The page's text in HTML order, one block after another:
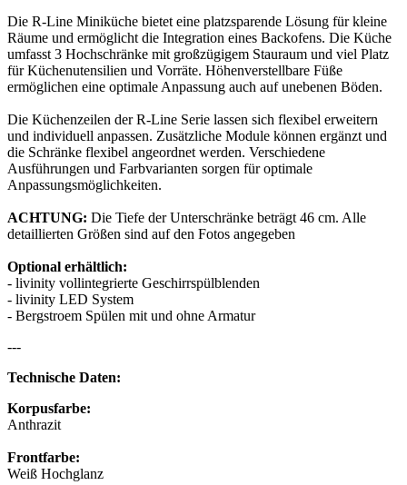
Die R-Line Miniküche bietet eine platzsparende Lösung für kleine
Räume und ermöglicht die Integration eines Backofens. Die Küche
umfasst 3 Hochschränke mit großzügigem Stauraum und viel Platz
für Küchenutensilien und Vorräte. Höhenverstellbare Füße
ermöglichen eine optimale Anpassung auch auf unebenen Böden.
Die Küchenzeilen der R-Line Serie lassen sich flexibel erweitern
und individuell anpassen. Zusätzliche Module können ergänzt und
die Schränke flexibel angeordnet werden. Verschiedene
Ausführungen und Farbvarianten sorgen für optimale
Anpassungsmöglichkeiten.
ACHTUNG: Die Tiefe der Unterschränke beträgt 46 cm. Alle
detaillierten Größen sind auf den Fotos angegeben
Optional erhältlich:
- livinity vollintegrierte Geschirrspülblenden
- livinity LED System
- Bergstroem Spülen mit und ohne Armatur
---
Technische Daten:
Korpusfarbe:
Anthrazit
Frontfarbe:
Weiß Hochglanz